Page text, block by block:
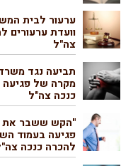
ערעור לבית
וועדת ערעורים
צה"ל
תביעה נגד
מקרה של פגיעה
כנכה צה"ל
"הקש ששבר את
פגיעה בעמוד
להכרה כנכה